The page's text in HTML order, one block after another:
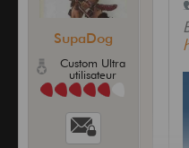
SupaDog
Custom Ultra
utilisateur